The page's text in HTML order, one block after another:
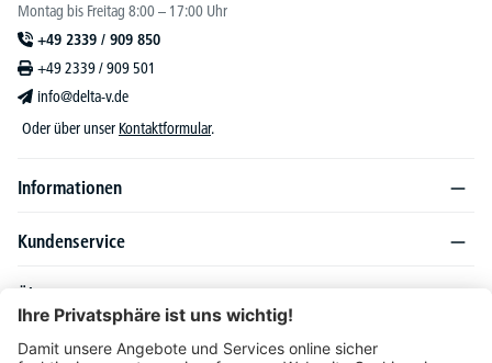
Montag bis Freitag 8:00 – 17:00 Uhr
+49 2339 / 909 850
+49 2339 / 909 501
info@delta-v.de
Oder über unser Kontaktformular.
Informationen
Kundenservice
Über DELTA-V
Produktsortiment